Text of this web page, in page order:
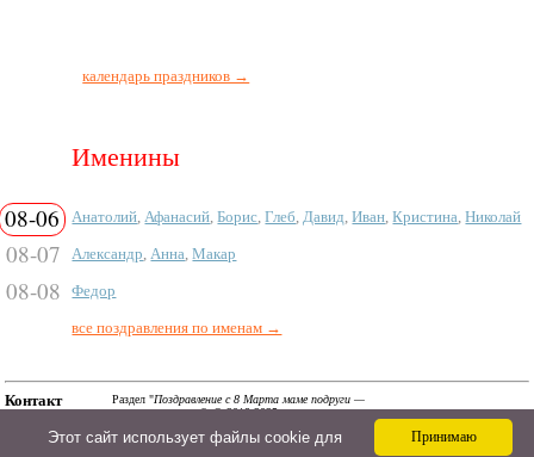
календарь праздников →
Именины
08-06 Анатолий Афанасий ,Борис ,Глеб Давид ,Иван ,Кристина ,Николай
08-07 Александр Анна ,Макар
08-08 Федор
все поздравления по именам →
Контакт
Раздел "Поздравление с 8 Марта маме подруги —
стихи, проза, смс". © 2018-2025.
на АйПоздравил. Авторские материалы! При
использовании материалов активная ссылка на сайт
Принимаю
Этот сайт использует файлы cookie для